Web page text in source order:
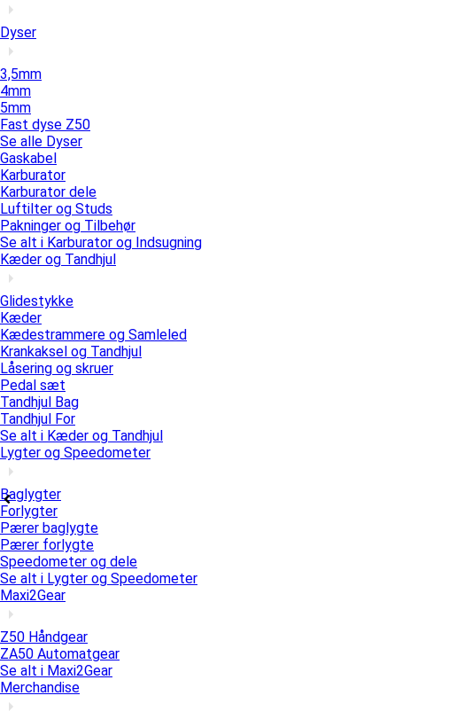
Dyser
3,5mm
4mm
5mm
Fast dyse Z50
Se alle Dyser
Gaskabel
Karburator
Karburator dele
Luftilter og Studs
Pakninger og Tilbehør
Se alt i Karburator og Indsugning
Kæder og Tandhjul
Glidestykke
Kæder
Kædestrammere og Samleled
Krankaksel og Tandhjul
Låsering og skruer
Pedal sæt
Tandhjul Bag
Tandhjul For
Se alt i Kæder og Tandhjul
Lygter og Speedometer
Baglygter
Forlygter
Pærer baglygte
Pærer forlygte
Speedometer og dele
Se alt i Lygter og Speedometer
Maxi2Gear
Z50 Håndgear
ZA50 Automatgear
Se alt i Maxi2Gear
Merchandise